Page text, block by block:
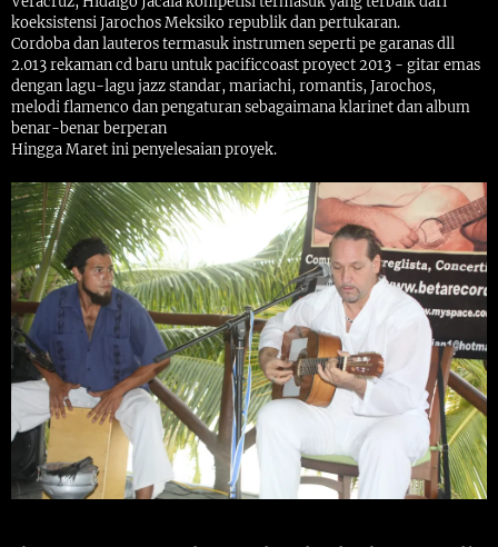
koeksistensi Jarochos Meksiko republik dan pertukaran.
Cordoba dan lauteros termasuk instrumen seperti pe garanas dll
2.013 rekaman cd baru untuk pacificcoast proyect 2013 - gitar emas
dengan lagu-lagu jazz standar, mariachi, romantis, Jarochos,
melodi flamenco dan pengaturan sebagaimana klarinet dan album
benar-benar berperan
Hingga Maret ini penyelesaian proyek.